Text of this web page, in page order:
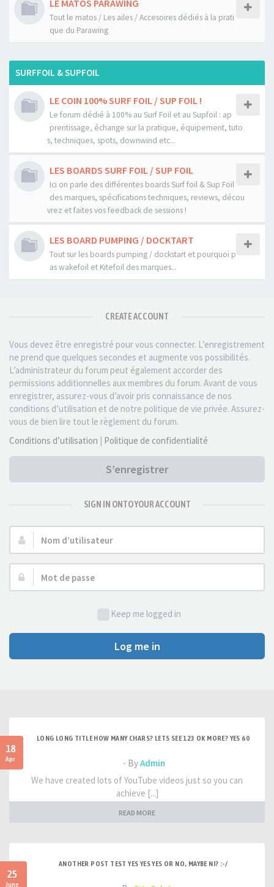
LE MATOS PARAWING
Tout le matos / Les ailes / Accesoires dédiés à la prati
que du Parawing
SURFFOIL & SUPFOIL
LE COIN 100% SURF FOIL / SUP FOIL !
Le forum dédié à 100% au Surf Foil et au Supfoil : ap
prentissage, échange sur la pratique, équipement, tuto
s, techniques, spots, downwind etc...
LES BOARDS SURF FOIL / SUP FOIL
Ici on parle des différentes boards Surf foil & Sup Foil
des marques, spécifications techniques, reviews, décou
vrez et faites vos feedback de sessions !
LES BOARD PUMPING / DOCKTART
Tout sur les boards pumping / dockstart et pourquoi p
as wakefoil et Kitefoil des marques...
CREATE ACCOUNT
Vous devez être enregistré pour vous connecter. L’enregistrement
ne prend que quelques secondes et augmente vos possibilités.
L’administrateur du forum peut également accorder des
permissions additionnelles aux membres du forum. Avant de vous
enregistrer, assurez-vous d’avoir pris connaissance de nos
conditions d’utilisation et de notre politique de vie privée. Assurez-
vous de bien lire tout le règlement du forum.
Conditions d’utilisation | Politique de confidentialité
S’enregistrer
SIGN IN ONTO YOUR ACCOUNT
Nom
d’utilisateur :
Mot
de
Keep me logged in
Log me in
18
Apr
LONG LONG TITLE HOW MANY CHARS? LETS SEE 123 OK MORE? YES 60
- ByAdmin
We have created lots of YouTube videos just so you can
achieve [...]
READ MORE
25
June
ANOTHER POST TEST YES YES YES OR NO, MAYBE NI? :-/